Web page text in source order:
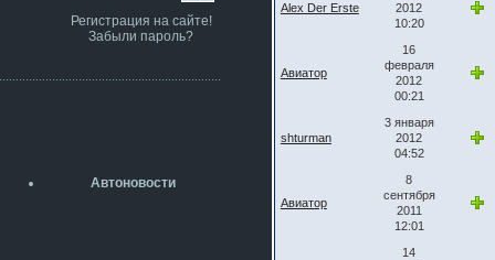
era124
7 июля 2026
разболтовка 5х114.3 спокойно
А здесь уже кладбищенская тишина...
Регистрация на сайте!
Забыли пароль?
Автоновости
Alex Der Erste
2012
10:20
Авиатор
16
февраля
2012
00:21
shturman
3 января
2012
04:52
Авиатор
8
сентября
2011
12:01
14